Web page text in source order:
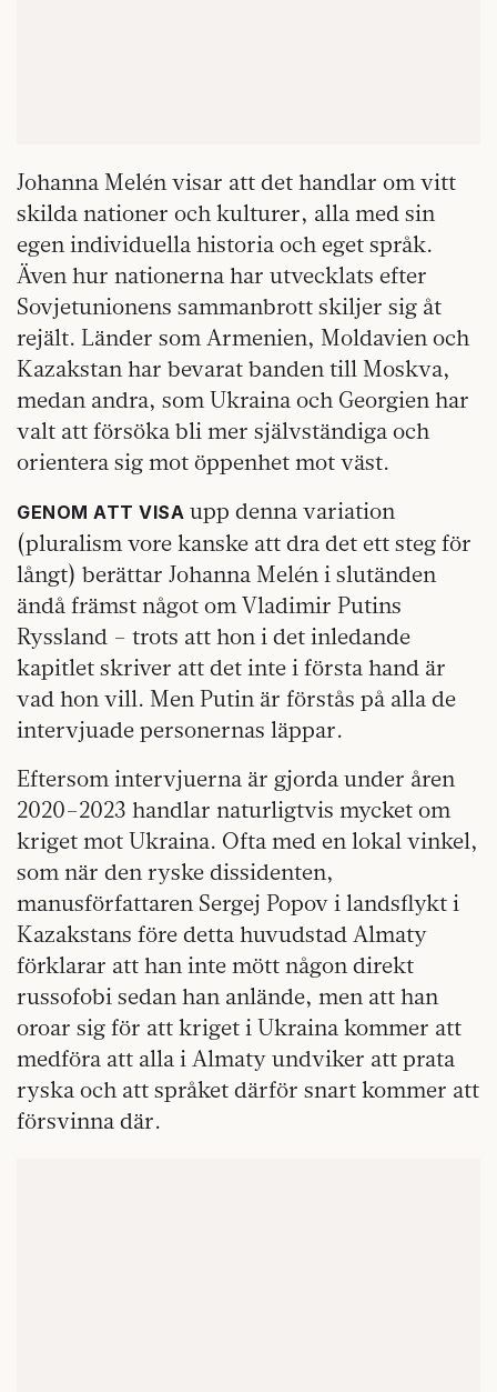
Johanna Melén visar att det handlar om vitt
skilda nationer och kulturer, alla med sin
egen individuella historia och eget språk.
Även hur nationerna har utvecklats efter
Sovjetunionens sammanbrott skiljer sig åt
rejält. Länder som Armenien, Moldavien och
Kazakstan har bevarat banden till Moskva,
medan andra, som Ukraina och Georgien har
valt att försöka bli mer självständiga och
orientera sig mot öppenhet mot väst.
GENOM ATT VISA upp denna variation
(pluralism vore kanske att dra det ett steg för
långt) berättar Johanna Melén i slutänden
ändå främst något om Vladimir Putins
Ryssland – trots att hon i det inledande
kapitlet skriver att det inte i första hand är
vad hon vill. Men Putin är förstås på alla de
intervjuade personernas läppar.
Eftersom intervjuerna är gjorda under åren
2020–2023 handlar naturligtvis mycket om
kriget mot Ukraina. Ofta med en lokal vinkel,
som när den ryske dissidenten,
manusförfattaren Sergej Popov i landsflykt i
Kazakstans före detta huvudstad Almaty
förklarar att han inte mött någon direkt
russofobi sedan han anlände, men att han
oroar sig för att kriget i Ukraina kommer att
medföra att alla i Almaty undviker att prata
ryska och att språket därför snart kommer att
försvinna där.